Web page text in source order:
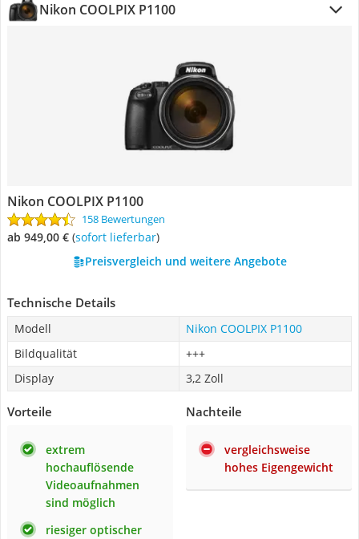
Nikon COOLPIX P1100
Nikon COOLPIX P1100
158 Bewertungen
ab 949,00 € ( Sofort lieferbar)
Preisvergleich und weitere Angebote
Technische Details
Modell
Nikon COOLPIX P1100
Bildqualität
+++
Display
3,2 Zoll
Vorteile
extrem
hochauflösende
Videoaufnahmen
sind möglich
riesiger optischer
Nachteile
vergleichsweise
hohes Eigengewicht